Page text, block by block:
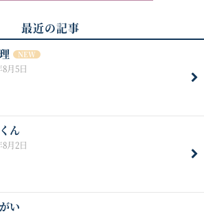
最近の記事
NEW
8月5日
ん
8月2日
い